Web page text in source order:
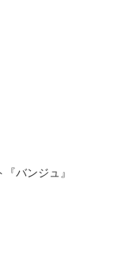
バンジュ』